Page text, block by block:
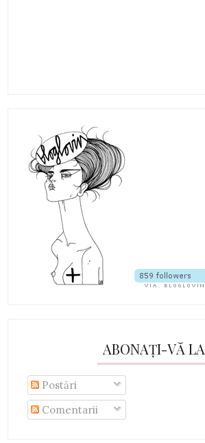
ABONAȚI-VĂ LA
Postări
Comentarii